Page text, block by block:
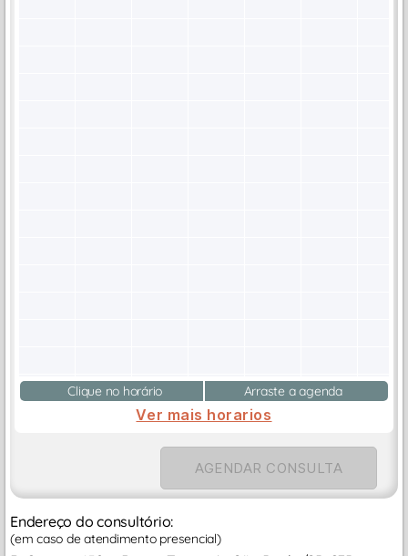
Clique no horário Arraste a agenda
Ver mais horarios
AGENDAR CONSULTA
Endereço do consultório:
(em caso de atendimento presencial)